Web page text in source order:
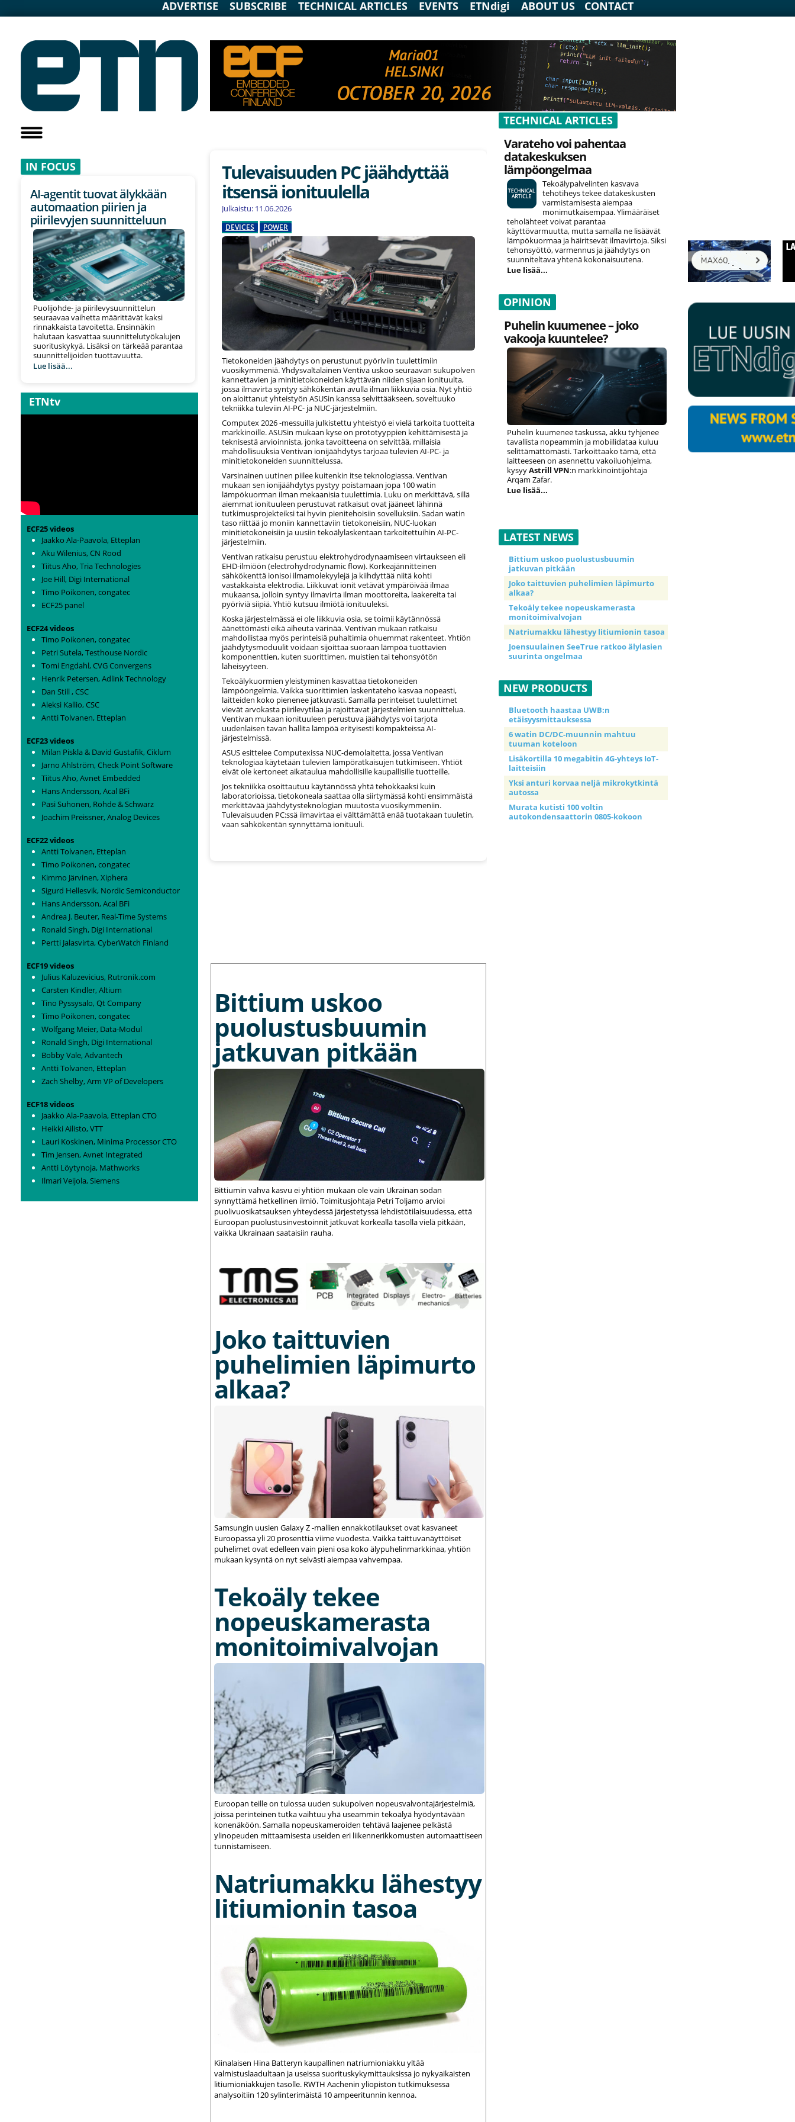
ADVERTISE SUBSCRIBE TECHNICAL ARTICLES EVENTS ETNdigi ABOUT US CONTACT
IN FOCUS
AI-agentit tuovat älykkään
automaation piirien ja
piirilevyjen suunnitteluun
Puolijohde- ja piirilevysuunnittelun
seuraavaa vaihetta määrittävät kaksi
rinnakkaista tavoitetta. Ensinnäkin
halutaan kasvattaa suunnittelutyökalujen
suorituskykyä. Lisäksi on tärkeää parantaa
suunnittelijoiden tuottavuutta.
Lue lisää...
ETNtv
ECF25 videos
Jaakko Ala-Paavola, Etteplan
Aku Wilenius, CN Rood
Tiitus Aho, Tria Technologies
Joe Hill, Digi International
Timo Poikonen, congatec
ECF25 panel
ECF24 videos
Timo Poikonen, congatec
Petri Sutela, Testhouse Nordic
Tomi Engdahl, CVG Convergens
Henrik Petersen, Adlink Technology
Dan Still , CSC
Aleksi Kallio, CSC
Antti Tolvanen, Etteplan
ECF23 videos
Milan Piskla & David Gustafik, Ciklum
Jarno Ahlström, Check Point Software
Tiitus Aho, Avnet Embedded
Hans Andersson, Acal BFi
Pasi Suhonen, Rohde & Schwarz
Joachim Preissner, Analog Devices
ECF22 videos
Antti Tolvanen, Etteplan
Timo Poikonen, congatec
Kimmo Järvinen, Xiphera
Sigurd Hellesvik, Nordic Semiconductor
Hans Andersson, Acal BFi
Andrea J. Beuter, Real-Time Systems
Ronald Singh, Digi International
Pertti Jalasvirta, CyberWatch Finland
ECF19 videos
Julius Kaluzevicius, Rutronik.com
Carsten Kindler, Altium
Tino Pyssysalo, Qt Company
Timo Poikonen, congatec
Wolfgang Meier, Data-Modul
Ronald Singh, Digi International
Bobby Vale, Advantech
Antti Tolvanen, Etteplan
Zach Shelby, Arm VP of Developers
ECF18 videos
Jaakko Ala-Paavola, Etteplan CTO
Heikki Ailisto, VTT
Lauri Koskinen, Minima Processor CTO
Tim Jensen, Avnet Integrated
Antti Löytynoja, Mathworks
Ilmari Veijola, Siemens
Tulevaisuuden PC jäähdyttää
itsensä ionituulella
Julkaistu: 11.06.2026
DEVICES POWER
Tietokoneiden jäähdytys on perustunut pyöriviin tuulettimiin
vuosikymmeniä. Yhdysvaltalainen Ventiva uskoo seuraavan sukupolven
kannettavien ja minitietokoneiden käyttävän niiden sijaan ionituulta,
jossa ilmavirta syntyy sähkökentän avulla ilman liikkuvia osia. Nyt yhtiö
on aloittanut yhteistyön ASUSin kanssa selvittääkseen, soveltuuko
tekniikka tuleviin AI-PC- ja NUC-järjestelmiin.
Computex 2026 -messuilla julkistettu yhteistyö ei vielä tarkoita tuotteita
markkinoille. ASUSin mukaan kyse on prototyyppien kehittämisestä ja
teknisestä arvioinnista, jonka tavoitteena on selvittää, millaisia
mahdollisuuksia Ventivan ionijäähdytys tarjoaa tulevien AI-PC- ja
minitietokoneiden suunnittelussa.
Varsinainen uutinen piilee kuitenkin itse teknologiassa. Ventivan
mukaan sen ionijäähdytys pystyy poistamaan jopa 100 watin
lämpökuorman ilman mekaanisia tuulettimia. Luku on merkittävä, sillä
aiemmat ionituuleen perustuvat ratkaisut ovat jääneet lähinnä
tutkimusprojekteiksi tai hyvin pienitehoisiin sovelluksiin. Sadan watin
taso riittää jo moniin kannettaviin tietokoneisiin, NUC-luokan
minitietokoneisiin ja uusiin tekoälylaskentaan tarkoitettuihin AI-PC-
järjestelmiin.
Ventivan ratkaisu perustuu elektrohydrodynaamiseen virtaukseen eli
EHD-ilmiöön (electrohydrodynamic flow). Korkeajännitteinen
sähkökenttä ionisoi ilmamolekyylejä ja kiihdyttää niitä kohti
vastakkaista elektrodia. Liikkuvat ionit vetävät ympäröivää ilmaa
mukaansa, jolloin syntyy ilmavirta ilman moottoreita, laakereita tai
pyöriviä siipiä. Yhtiö kutsuu ilmiötä ionituuleksi.
Koska järjestelmässä ei ole liikkuvia osia, se toimii käytännössä
äänettömästi eikä aiheuta värinää. Ventivan mukaan ratkaisu
mahdollistaa myös perinteisiä puhaltimia ohuemmat rakenteet. Yhtiön
jäähdytysmoduulit voidaan sijoittaa suoraan lämpöä tuottavien
komponenttien, kuten suorittimen, muistien tai tehonsyötön
läheisyyteen.
Tekoälykuormien yleistyminen kasvattaa tietokoneiden
lämpöongelmia. Vaikka suorittimien laskentateho kasvaa nopeasti,
laitteiden koko pienenee jatkuvasti. Samalla perinteiset tuulettimet
vievät arvokasta piirilevytilaa ja rajoittavat järjestelmien suunnittelua.
Ventivan mukaan ionituuleen perustuva jäähdytys voi tarjota
uudenlaisen tavan hallita lämpöä erityisesti kompakteissa AI-
järjestelmissä.
ASUS esittelee Computexissa NUC-demolaitetta, jossa Ventivan
teknologiaa käytetään tulevien lämpöratkaisujen tutkimiseen. Yhtiöt
eivät ole kertoneet aikataulua mahdollisille kaupallisille tuotteille.
Jos tekniikka osoittautuu käytännössä yhtä tehokkaaksi kuin
laboratorioissa, tietokoneala saattaa olla siirtymässä kohti ensimmäistä
merkittävää jäähdytysteknologian muutosta vuosikymmeniin.
Tulevaisuuden PC:ssä ilmavirtaa ei välttämättä enää tuotakaan tuuletin,
vaan sähkökentän synnyttämä ionituuli.
Bittium uskoo
puolustusbuumin
jatkuvan pitkään
Bittiumin vahva kasvu ei yhtiön mukaan ole vain Ukrainan sodan
synnyttämä hetkellinen ilmiö. Toimitusjohtaja Petri Toljamo arvioi
puolivuosikatsauksen yhteydessä järjestetyssä lehdistötilaisuudessa, että
Euroopan puolustusinvestoinnit jatkuvat korkealla tasolla vielä pitkään,
vaikka Ukrainaan saataisiin rauha.
Joko taittuvien
puhelimien läpimurto
alkaa?
Samsungin uusien Galaxy Z -mallien ennakkotilaukset ovat kasvaneet
Euroopassa yli 20 prosenttia viime vuodesta. Vaikka taittuvanäyttöiset
puhelimet ovat edelleen vain pieni osa koko älypuhelinmarkkinaa, yhtiön
mukaan kysyntä on nyt selvästi aiempaa vahvempaa.
Tekoäly tekee
nopeuskamerasta
monitoimivalvojan
Euroopan teille on tulossa uuden sukupolven nopeusvalvontajärjestelmiä,
joissa perinteinen tutka vaihtuu yhä useammin tekoälyä hyödyntävään
konenäköön. Samalla nopeuskameroiden tehtävä laajenee pelkästä
ylinopeuden mittaamisesta useiden eri liikennerikkomusten automaattiseen
tunnistamiseen.
Natriumakku lähestyy
litiumionin tasoa
Kiinalaisen Hina Batteryn kaupallinen natriumioniakku yltää
valmistuslaadultaan ja useissa suorituskykymittauksissa jo nykyaikaisten
litiumioniakkujen tasolle. RWTH Aachenin yliopiston tutkimuksessa
analysoitiin 120 sylinterimäistä 10 ampeeritunnin kennoa.
TECHNICAL ARTICLES
Varateho voi pahentaa
datakeskuksen
lämpöongelmaa
Tekoälypalvelinten kasvava
tehotiheys tekee datakeskusten
varmistamisesta aiempaa
monimutkaisempaa. Ylimääräiset
teholähteet voivat parantaa
käyttövarmuutta, mutta samalla ne lisäävät
lämpökuormaa ja häiritsevät ilmavirtoja. Siksi
tehonsyöttö, varmennus ja jäähdytys on
suunniteltava yhtenä kokonaisuutena.
Lue lisää...
OPINION
Puhelin kuumenee – joko
vakooja kuuntelee?
Puhelin kuumenee taskussa, akku tyhjenee
tavallista nopeammin ja mobiilidataa kuluu
selittämättömästi. Tarkoittaako tämä, että
laitteeseen on asennettu vakoiluohjelma,
kysyyAstrill VPN:n markkinointijohtaja
Arqam Zafar.
Lue lisää...
LATEST NEWS
Bittium uskoo puolustusbuumin
jatkuvan pitkään
Joko taittuvien puhelimien läpimurto
alkaa?
Tekoäly tekee nopeuskamerasta
monitoimivalvojan
Natriumakku lähestyy litiumionin tasoa
Joensuulainen SeeTrue ratkoo älylasien
suurinta ongelmaa
NEW PRODUCTS
Bluetooth haastaa UWB:n
etäisyysmittauksessa
6 watin DC/DC-muunnin mahtuu
tuuman koteloon
Lisäkortilla 10 megabitin 4G-yhteys IoT-
laitteisiin
Yksi anturi korvaa neljä mikrokytkintä
autossa
Murata kutisti 100 voltin
autokondensaattorin 0805-kokoon